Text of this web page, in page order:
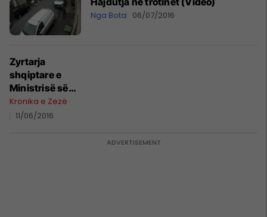
Nga Bota 06/07/2016
Zyrtarja
shqiptare e
Ministrisë së
Mjedisit, kapet
në Gjenevë
Kronika e Zezë
11/06/2016